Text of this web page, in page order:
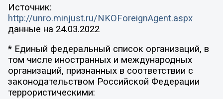
Источник:
http://unro.minjust.ru/NKOForeignAgent.aspx
данные на 24.03.2022
* Единый федеральный список организаций, в
том числе иностранных и международных
организаций, признанных в соответствии с
законодательством Российской Федерации
террористическими: